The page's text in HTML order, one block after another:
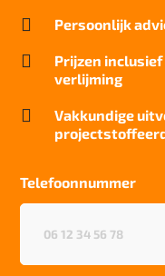
Geluidsisolatie
23 dB
Brandwerend
Kwaliteitslabel
Particulier gebruik
sterk
Project gebruik
 Persoonlijk

Prijzen
verlijming

Vakkundige
Telefoonnummer